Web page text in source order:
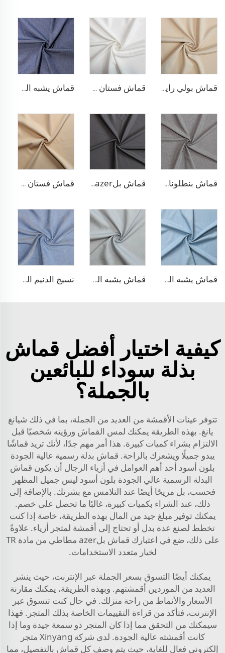
قماش بولي رايون لسترة البلازر قماش فستان مطاطي من البوليستر والرايون قماش يشبه الدنيم من البوليستر والرايون
قماش بنطلونات TR قابل للتمدد بأربعة اتجاهات قماش بلazer مطاطي من مادة TR قماش فستان منسوج مزدوج من مادة TR
قماش يشبه الدنيم من مادة TR قماش يشبه الدنيم المطاطي من مادة TR نسيج الدنيم المشابه للبولي ليوسيل
كيفية اختيار أفضل قماش
بذلة سوداء للبائعين
بالجملة؟
تتوفر عينات الأقمشة من العديد من الجملة، بما في ذلك شيانغ
يانغ. بهذه الطريقة يمكنك لمس القماش ورؤيته شخصيًا قبل
الالتزام بشراء كميات كبيرة. هذا أمر مهم جدًا، لأنك تريد قماشًا
يبدو جميلًا ويشعرك بالراحة. قماش بدلة رسمية عالية الجودة
بلون أسود أحد أهم العوامل في أزياء الرجال أن يكون قماش
البدلة الرسمية عالي الجودة بلون أسود ليس جميل المظهر
فحسب، بل مريحًا أيضًا عند التلامس مع بشرتك. بالإضافة إلى
ذلك، عند الشراء بكميات كبيرة، غالبًا ما تحصل على خصم.
يمكنك توفير مبلغ جيد من المال بهذه الطريقة، خاصة إذا كنت
تخطط لصنع عدة بدل أو تحتاج إلى أقمشة لمتجر أزياء. علاوةً
على ذلك، ضع في اعتبارك قماش بلazer مطاطي من مادة TR
لخيار متعدد الاستخدامات.
يمكنك أيضًا التسوق بسعر الجملة عبر الإنترنت، حيث ينشر
العديد من الموردين أقمشتهم. وبهذه الطريقة، يمكنك مقارنة
الأسعار والأنماط من راحة منزلك. في حال كنت تتسوق عبر
الإنترنت، فتأكد من قراءة التقييمات الخاصة بذلك المتجر. فهذا
سيمكنك من التحقق مما إذا كان المتجر ذو سمعة جيدة وما إذا
كانت أقمشته عالية الجودة. لدى شركة Xinyang متجر
إلكتروني فعال للغاية، حيث يتم وصف كل قماش بالتفصيل، مما